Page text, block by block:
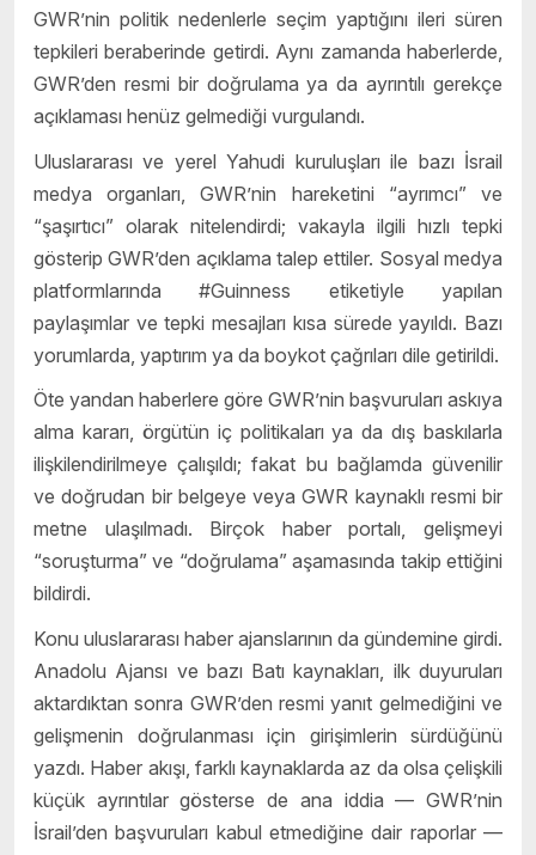
GWR’nin politik nedenlerle seçim yaptığını ileri süren
tepkileri beraberinde getirdi. Aynı zamanda haberlerde,
GWR’den resmi bir doğrulama ya da ayrıntılı gerekçe
açıklaması henüz gelmediği vurgulandı.
Uluslararası ve yerel Yahudi kuruluşları ile bazı İsrail
medya organları, GWR’nin hareketini “ayrımcı” ve
“şaşırtıcı” olarak nitelendirdi; vakayla ilgili hızlı tepki
gösterip GWR’den açıklama talep ettiler. Sosyal medya
platformlarında #Guinness etiketiyle yapılan
paylaşımlar ve tepki mesajları kısa sürede yayıldı. Bazı
yorumlarda, yaptırım ya da boykot çağrıları dile getirildi.
Öte yandan haberlere göre GWR’nin başvuruları askıya
alma kararı, örgütün iç politikaları ya da dış baskılarla
ilişkilendirilmeye çalışıldı; fakat bu bağlamda güvenilir
ve doğrudan bir belgeye veya GWR kaynaklı resmi bir
metne ulaşılmadı. Birçok haber portalı, gelişmeyi
“soruşturma” ve “doğrulama” aşamasında takip ettiğini
bildirdi.
Konu uluslararası haber ajanslarının da gündemine girdi.
Anadolu Ajansı ve bazı Batı kaynakları, ilk duyuruları
aktardıktan sonra GWR’den resmi yanıt gelmediğini ve
gelişmenin doğrulanması için girişimlerin sürdüğünü
yazdı. Haber akışı, farklı kaynaklarda az da olsa çelişkili
küçük ayrıntılar gösterse de ana iddia — GWR’nin
İsrail’den başvuruları kabul etmediğine dair raporlar —